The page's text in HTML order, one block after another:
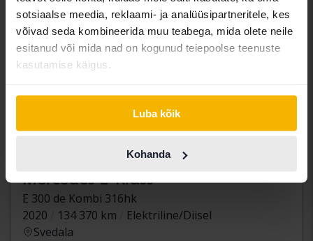
sotsiaalse meedia, reklaami- ja analüüsipartneritele, kes
võivad seda kombineerida muu teabega, mida olete neile
esitanud või mida nad on kogunud teiepoolse teenuste
kasutamise käigus.
Luba kõik
Kohanda
Mercedes E-Klass
E 300 de Kombi 316hk
2020
134 370 km
Elektriline/Diisel
Svedala